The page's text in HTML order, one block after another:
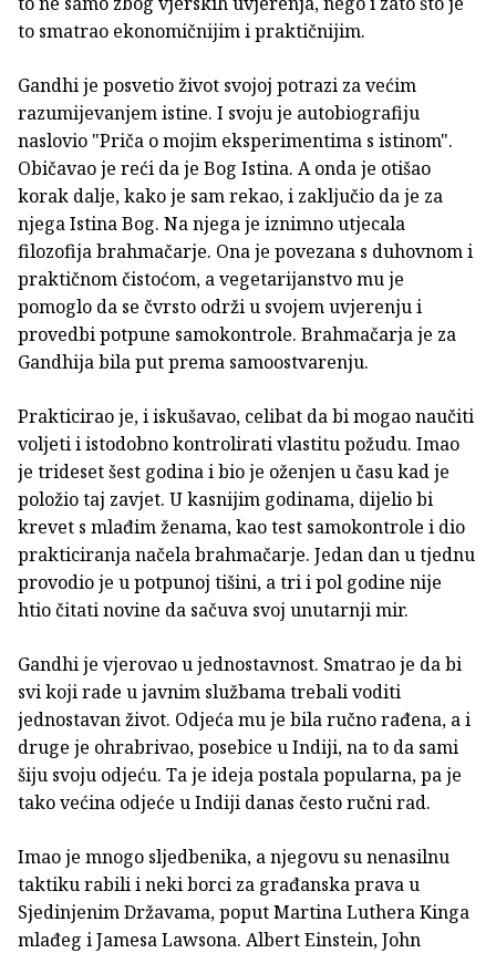
to smatrao ekonomičnijim i praktičnijim.
Gandhi je posvetio život svojoj potrazi za većim
razumijevanjem istine. I svoju je autobiografiju
naslovio "Priča o mojim eksperimentima s istinom".
Običavao je reći da je Bog Istina. A onda je otišao
korak dalje, kako je sam rekao, i zaključio da je za
njega Istina Bog. Na njega je iznimno utjecala
filozofija brahmačarje. Ona je povezana s duhovnom i
praktičnom čistoćom, a vegetarijanstvo mu je
pomoglo da se čvrsto održi u svojem uvjerenju i
provedbi potpune samokontrole. Brahmačarja je za
Gandhija bila put prema samoostvarenju.
Prakticirao je, i iskušavao, celibat da bi mogao naučiti
voljeti i istodobno kontrolirati vlastitu požudu. Imao
je trideset šest godina i bio je oženjen u času kad je
položio taj zavjet. U kasnijim godinama, dijelio bi
krevet s mlađim ženama, kao test samokontrole i dio
prakticiranja načela brahmačarje. Jedan dan u tjednu
provodio je u potpunoj tišini, a tri i pol godine nije
htio čitati novine da sačuva svoj unutarnji mir.
Gandhi je vjerovao u jednostavnost. Smatrao je da bi
svi koji rade u javnim službama trebali voditi
jednostavan život. Odjeća mu je bila ručno rađena, a i
druge je ohrabrivao, posebice u Indiji, na to da sami
šiju svoju odjeću. Ta je ideja postala popularna, pa je
tako većina odjeće u Indiji danas često ručni rad.
Imao je mnogo sljedbenika, a njegovu su nenasilnu
taktiku rabili i neki borci za građanska prava u
Sjedinjenim Državama, poput Martina Luthera Kinga
mlađeg i Jamesa Lawsona. Albert Einstein, John